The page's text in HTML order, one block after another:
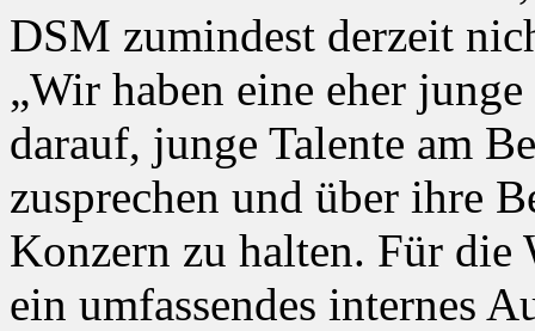
DSM zumindest derzeit
„Wir haben eine eher
darauf, junge Talente am
zusprechen und über ihre
Konzern zu halten. Für
ein umfassendes internes